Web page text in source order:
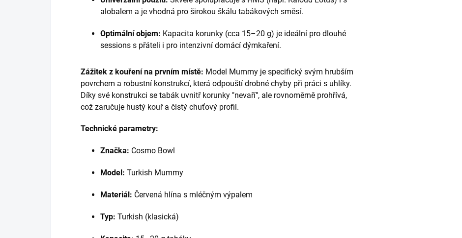
alobalem a je vhodná pro širokou škálu tabákových směsí.
Optimální objem: Kapacita korunky (cca 15–20 g) je ideální pro dlouhé
sessions s přáteli i pro intenzivní domácí dýmkaření.
Zážitek z kouření na prvním místě: Model Mummy je specifický svým hrubším
povrchem a robustní konstrukcí, která odpouští drobné chyby při práci s uhlíky.
Díky své konstrukci se tabák uvnitř korunky "nevaří", ale rovnoměrně prohřívá,
což zaručuje hustý kouř a čistý chuťový profil.
Technické parametry:
Značka: Cosmo Bowl
Model: Turkish Mummy
Materiál: Červená hlína s mléčným výpalem
Typ: Turkish (klasická)